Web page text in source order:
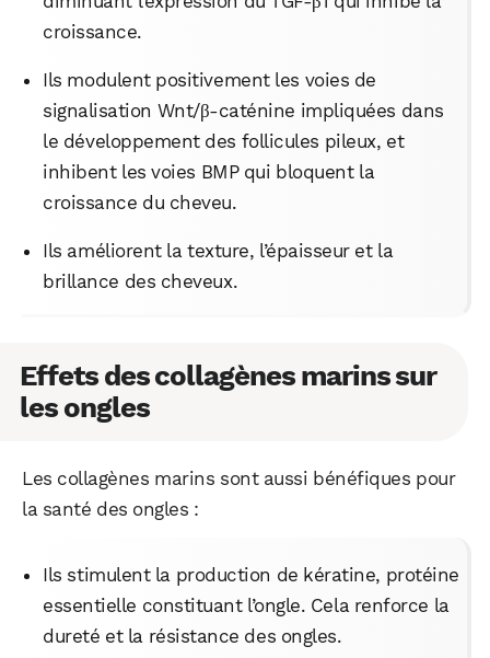
croissance.
Ils modulent positivement les voies de
signalisation Wnt/β-caténine impliquées dans
le développement des follicules pileux, et
inhibent les voies BMP qui bloquent la
croissance du cheveu.
Ils améliorent la texture, l’épaisseur et la
brillance des cheveux.
Effets des collagènes marins sur
les ongles
Les collagènes marins sont aussi bénéfiques pour
la santé des ongles :
Ils stimulent la production de kératine, protéine
essentielle constituant l’ongle. Cela renforce la
dureté et la résistance des ongles.